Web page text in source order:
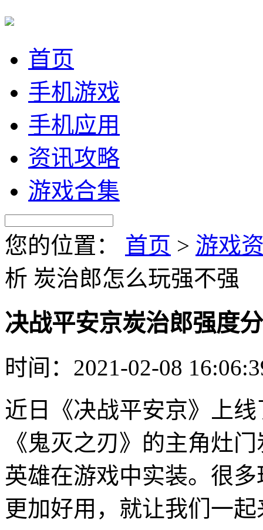
首页
手机游戏
手机应用
资讯攻略
游戏合集
您的位置： 首页 > 游戏
析 炭治郎怎么玩强不强
决战平安京炭治郎强度
时间：2021-02-08
近日《决战平安京》上
《鬼灭之刃》的主角灶
英雄在游戏中实装。很
更加好用，就让我们一